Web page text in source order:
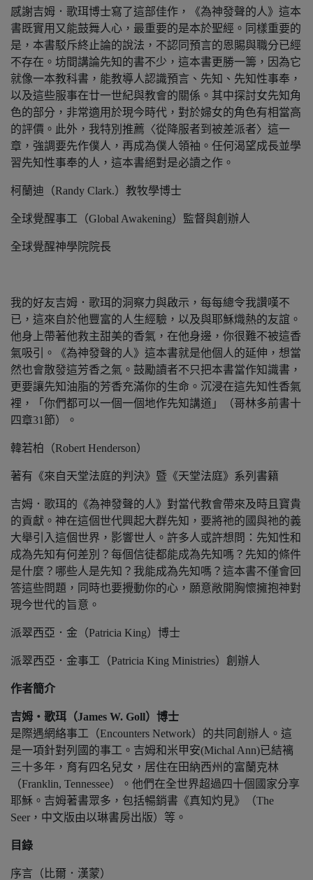
感謝吉姆．歌珥博士寫了這部佳作，《為神發聲的人》這本
書既實用又能鼓舞人心，最重要的是本於聖經。同樣重要的
是，本書駁斥終止論的說法，不認同預言的恩賜與職分已經
不存在。坊間講論先知的書不少，這本書更勝一籌，因為它
就像一本教科書，能教導人認識預言、先知、先知性事奉，
以及這些服事在廿一世紀與教會的關係。其中探討女先知角
色的部分，非常適用於現今時代，對於婦女的角色有相當高
的評價。此外，我特別推薦〈從降服者到被差派者〉這一
章，強調要先作僕人，再成為僕人領袖。任何渴望成長並學
習先知性事奉的人，這本書絕對是必讀之作。
柯蘭迪（Randy Clark.）教牧學博士
全球覺醒事工（Global Awakening）監督與創辦人
全球覺醒神學院院長
我的好友吉姆．歌珥的洞察力與啟示，每每總令我讚嘆不
已，這來自於他豐富的人生經驗，以及與耶穌熾熱的友誼。
他身上帶著他救主甜美的香氣，在他身邊，你很難不被這香
氣吸引。《為神發聲的人》這本書就是他個人的延伸，想當
然也會散發這芳香之氣。鼓勵讀者不只把本書當作知識書，
更要讓先知油脂的芳香充滿你的生命。沉浸在這先知性香氣
裡，「你們都可以一個一個地作先知講道」（哥林多前書十
四章31節）。
韓若柏（Robert Henderson）
著有《來自天堂法庭的判決》暨《天堂法庭》系列書籍
吉姆．歌珥的《為神發聲的人》對當代教會帶來及時且寶貴
的貢獻。神在這個世代興起大群先知，要將祂的國與祂的義
大舉引入這個世界，影響世人。許多人或許想問：先知性和
成為先知有何差別？每個信徒都能成為先知嗎？先知的條件
是什麼？哪些人是先知？我能成為先知嗎？這本書不僅會回
答這些問題，同時也要攪動你的心，願意敞開胸懷擁抱神對
現今世代的旨意。
派翠西亞．金（Patricia King）博士
派翠西亞．金事工（Patricia King Ministries）創辦人
作者簡介
吉姆‧歌珥（James W. Goll）博士
是際遇網絡事工（Encounters Network）的共同創辦人。這
是一項針對列國的事工。吉姆和米甲安(Michal Ann)已結褵
三十多年，育有四名兒女，居住在田納西州的富蘭克林
（Franklin, Tennessee）。他們在全世界超過四十個國家分享
耶穌。吉姆著書眾多，包括暢銷書《真知灼見》（The
Seer，中文版由以琳書房出版）等。
目錄
序言（比爾．漢蒙）